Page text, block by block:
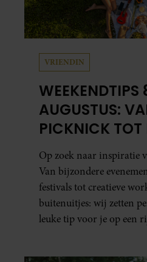
VRIENDIN
WEEKENDTIPS
AUGUSTUS:
PICKNICK TOT
VOGELHUISJE
Op zoek naar inspiratie
Van bijzondere
festivals tot creatieve
buitenuitjes: wij zetten
leuke tip voor je op een